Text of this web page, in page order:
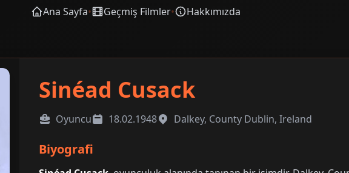
Ana Sayfa• Geçmiş Filmler• Hakkımızda
Sinéad Cusack
Oyuncu 18.02.1948 Dalkey, County Dublin, Ireland
Biyografi